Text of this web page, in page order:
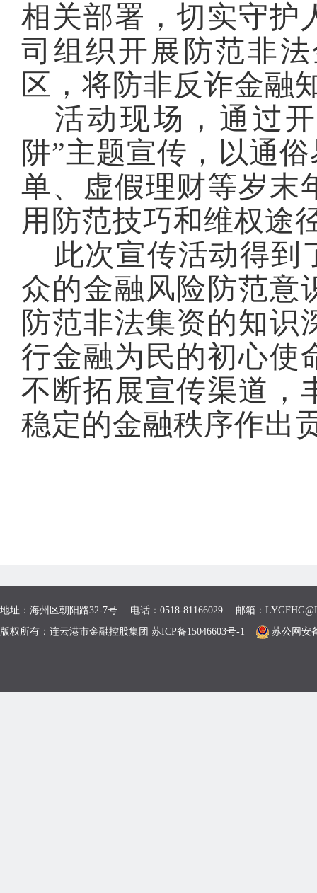
相关部署，切实守护
司 组织开展防范非
区， 将防非反诈金融
活动现场， 通过
阱”主题宣传 ， 以通
单、虚假理财等岁末
用防范技巧和维权途
此次宣传活动得到
众的金融风险防范意
防范非法集资的知识
行金融为民的初心使
不断拓展宣传渠道，
稳定的金融秩序作出
地址：海州区朝阳路32-7号 电话：0518-81166029 邮箱：
版权所有：连云港市金融控股集团 苏ICP备15046603号-1
苏公网安